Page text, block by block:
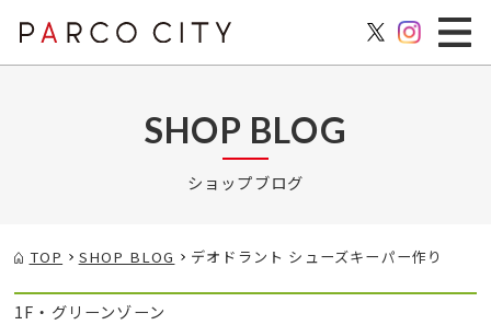
SHOP BLOG
ショップブログ
TOP SHOP BLOG デオドラント シューズキーパー作り
1F・グリーンゾーン